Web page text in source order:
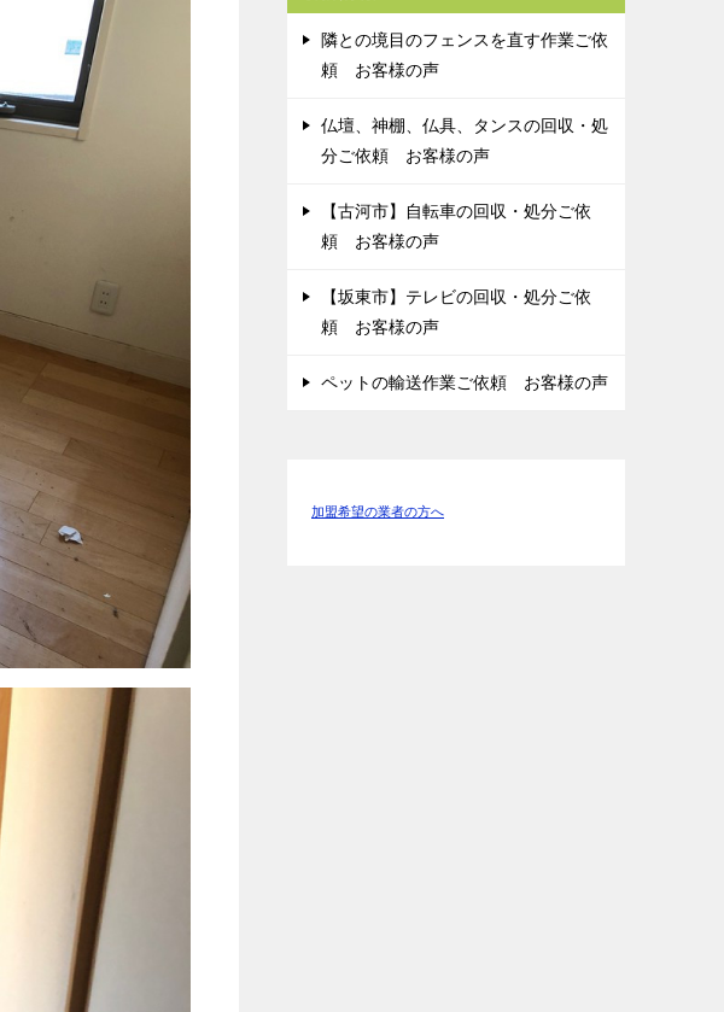
隣との境目のフェンスを直す作業ご依
頼 お客様の声
仏壇、神棚、仏具、タンスの回収・処
分ご依頼 お客様の声
【古河市】自転車の回収・処分ご依
頼 お客様の声
【坂東市】テレビの回収・処分ご依
頼 お客様の声
ペットの輸送作業ご依頼 お客様の声
加盟希望の業者の方へ